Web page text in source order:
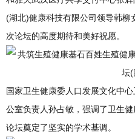
(湖北)健康科技有限公司领导韩柳
次论坛的高度期待和美好祝愿。
国家卫生健康委人口发展文化中
公室负责人孙占敏，强调了卫生
论坛奠定了坚实的学术基调。